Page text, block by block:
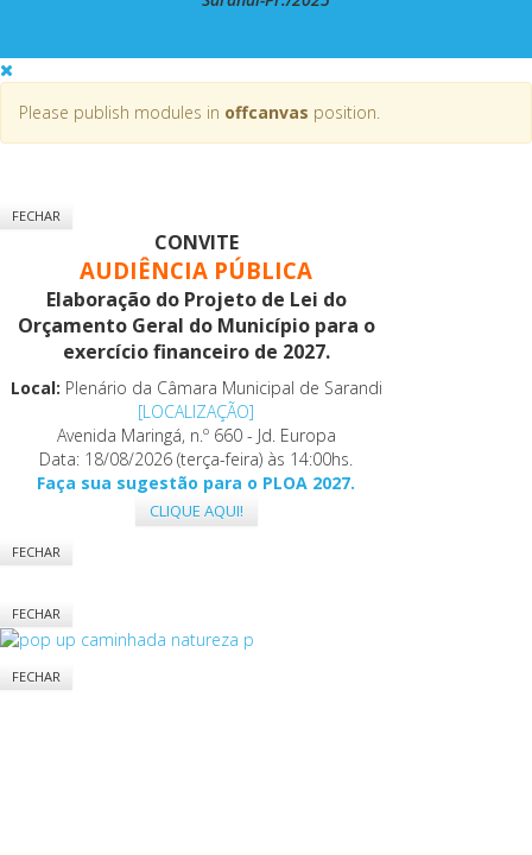
Please publish modules in offcanvas position.
FECHAR
CONVITE
AUDIÊNCIA PÚBLICA
Elaboração do Projeto de Lei do
Orçamento Geral do Município para o
exercício financeiro de 2027.
Local: Plenário da Câmara Municipal de Sarandi
[LOCALIZAÇÃO]
Avenida Maringá, n.º 660 - Jd. Europa
Data: 18/08/2026 (terça-feira) às 14:00hs.
Faça sua sugestão para o PLOA 2027.
CLIQUE AQUI!
FECHAR
FECHAR
FECHAR